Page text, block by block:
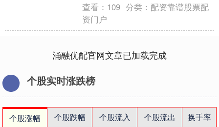
查看： 109 分类： 配资靠谱股票配
资门户
涌融优配官网文章已加载完成
个股实时涨跌榜
个股涨幅 个股跌幅 个股流入 个股流出
换手率